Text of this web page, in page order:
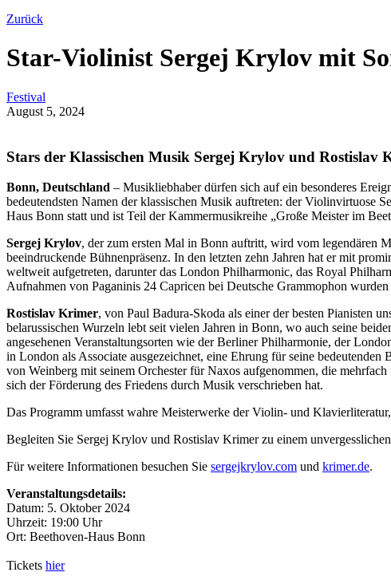
Zurück
Star-Violinist Sergej Krylov mit
Festival
August 5, 2024
Stars der Klassischen Musik Sergej Krylov und Rostislav
Bonn, Deutschland – Musikliebhaber dürfen sich auf ein besonderes
bedeutendsten Namen der klassischen Musik auftreten: der
Haus Bonn statt und ist Teil der Kammermusikreihe „Große Meister im
Sergej Krylov, der zum ersten Mal in Bonn auftritt, wird vom legendären
beeindruckende Bühnenpräsenz. In den letzten zehn Jahren hat er mit
weltweit aufgetreten, darunter das London Philharmonic, das Royal
Aufnahmen von Paganinis 24 Capricen bei Deutsche Grammophon
Rostislav Krimer, von Paul Badura-Skoda als einer der besten Pianisten
belarussischen Wurzeln lebt seit vielen Jahren in Bonn, wo auch seine
angesehenen Veranstaltungsorten wie der Berliner Philharmonie, der
in London als Associate ausgezeichnet, eine Ehrung für seine
von Weinberg mit seinem Orchester für Naxos aufgenommen, die
sich der Förderung des Friedens durch Musik verschrieben hat.
Das Programm umfasst wahre Meisterwerke der Violin- und
Begleiten Sie Sergej Krylov und Rostislav Krimer zu einem
Für weitere Informationen besuchen Sie sergejkrylov.com und krimer.de.
Veranstaltungsdetails:
Datum: 5. Oktober 2024
Uhrzeit: 19:00 Uhr
Ort: Beethoven-Haus Bonn
Tickets hier